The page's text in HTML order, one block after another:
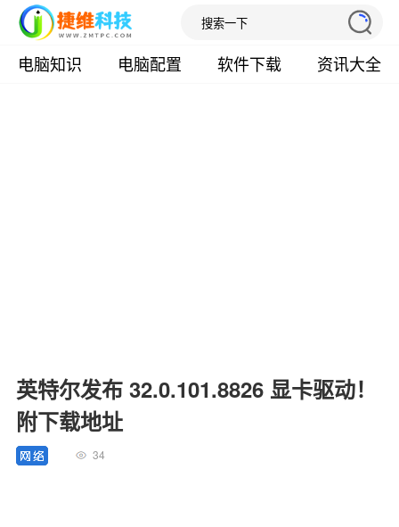
电脑知识 电脑配置 软件下载 资讯大全
英特尔发布 32.0.101.8826 显卡驱动！
附下载地址
34